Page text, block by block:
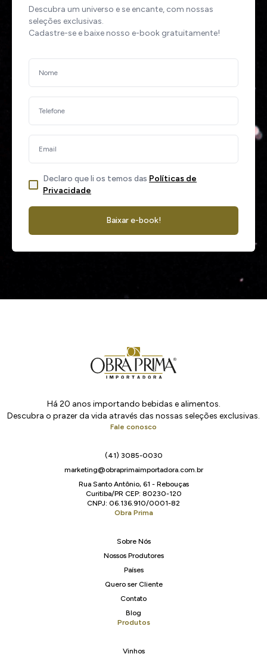
Descubra um universo e se encante, com nossas
seleções exclusivas.
Cadastre-se e baixe nosso e-book gratuitamente!
Declaro que li os temos das Políticas de
Privacidade
Baixar e-book!
Há 20 anos importando bebidas e alimentos.
Descubra o prazer da vida através das nossas seleções exclusivas.
Fale conosco
(41) 3085-0030
marketing@obraprimaimportadora.com.br
Rua Santo Antônio, 61 - Rebouças
Curitiba/PR CEP: 80230-120
CNPJ: 06.136.910/0001-82
Obra Prima
Sobre Nós
Nossos Produtores
Países
Quero ser Cliente
Contato
Blog
Produtos
Vinhos